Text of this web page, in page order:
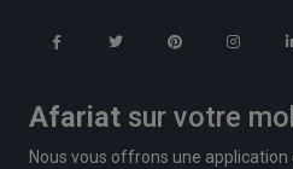
Afariat sur votre
Nous vous offrons une